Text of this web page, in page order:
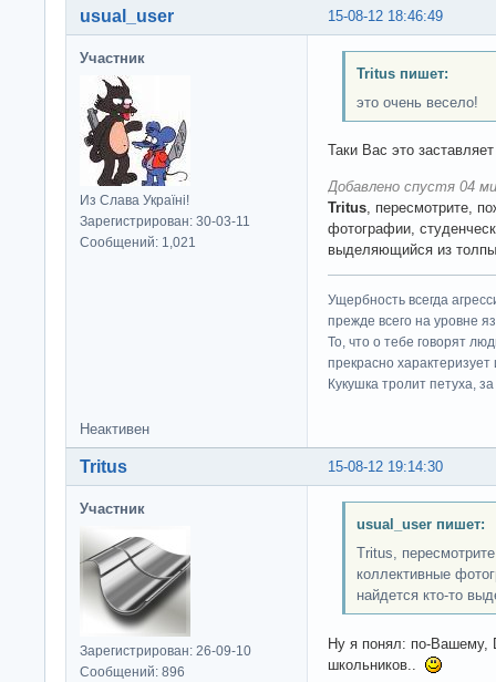
15-08-12 18:46:49
usual_user
Участник
Из Слава Україні!
Зарегистрирован: 30-03-11
Сообщений: 1,021
Tritus пишет:
это очень весело!
Таки Вас это заставляет
Добавлено спустя 04
Tritus, пересмотрите,
фотографии,
выделяющийся из
Ущербность всегда
прежде всего на уровне
То, что о тебе говорят
прекрасно характеризует
Кукушка тролит петуха,
Неактивен
15-08-12 19:14:30
Tritus
Участник
Зарегистрирован: 26-09-10
Сообщений: 896
usual_user пишет:
Tritus,
коллективные
найдется кто-то
Ну я понял: по-Вашему,
школьников..